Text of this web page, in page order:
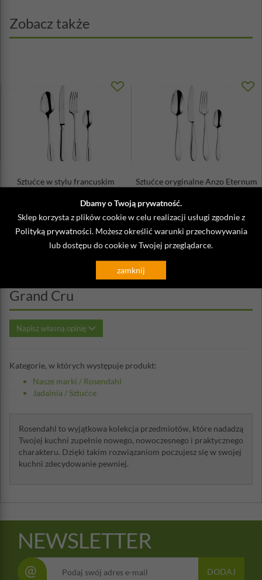
Dbamy o Twoją prywatność.
Sklep korzysta z plików cookie w celu realizacji usługi zgodnie z
Polityką prywatności. Możesz określić warunki przechowywania
lub dostępu do cookie w Twojej przeglądarce.
zamknij
wyjątkowej serii akcesoriów kuchennych Grand Cru. Polecamy
zarówno na co dzień, jak i na święta – zawsze spisze się na medal!
Zobacz także
Sztućce w stylu francuskim
348,00 zł
Sztućce oryginalne Anzo Eternum
579,00 zł
Opinie o Widelec do ciasta Rosendahl
Grand Cru
Napisz własną opinię
Kategorie, w których występuje produkt:
Nasze marki / Rosendahl
Jadalnia /Sztućce
Rosendahl to wyjątkowa kolekcja przedmiotów, które nadadzą
Twojej kuchni zupełnie nowego, nowoczesnego i praktycznego
charakteru. Dzięki takim rozwiązaniom poczujesz się w swojej
kuchni zdecydowanie pewniej.
NEWSLETTER
@ DODAJ